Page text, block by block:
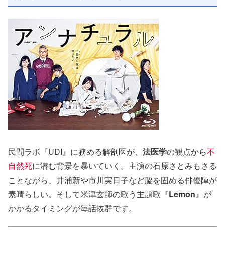
民間ラボ『UDI』に務める解剖医が、 法医学の観点から不
自然死に潜む背景を暴いていく。主演の石原さとみもさる
ことながら、井浦新や市川実日子など脇を固める俳優陣が
素晴らしい。そして米津玄師の歌う主題歌『Lemon』が
かかるタイミングが毎話抜群です。